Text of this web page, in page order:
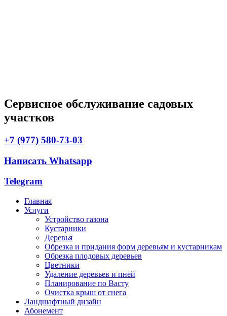
Сервисное обслуживание садовых
участков
+7 (977) 580-73-03
Написать Whatsapp
Telegram
Главная
Услуги
Устройство газона
Кустарники
Деревья
Обрезка и придания форм деревьям и кустарникам
Обрезка плодовых деревьев
Цветники
Удаление деревьев и пней
Планирование по Васту
Очистка крыш от снега
Ландшафтный дизайн
Абонемент